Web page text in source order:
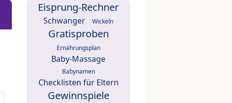
Eisprung-Rechner
Schwanger Wickeln
Gratisproben
Ernährungsplan
Baby-Massage
Babynamen
Checklisten für Eltern
Gewinnspiele